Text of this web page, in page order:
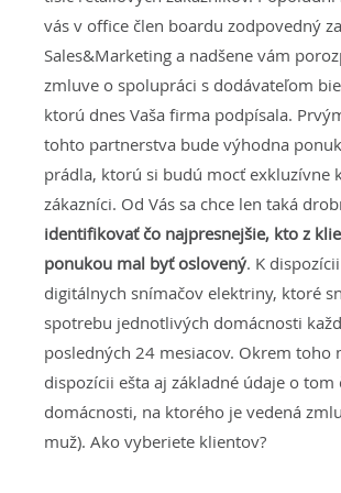
vás v office člen boardu zodpovedný za
Sales&Marketing a nadšene vám
zmluve o spolupráci s dodávateľom
ktorú dnes Vaša firma podpísala.
tohto partnerstva bude výhodna
prádla, ktorú si budú mocť exkluzívne
zákazníci. Od Vás sa chce len taká
identifikovať čo najpresnejšie, kto z
ponukou mal byť oslovený. K
digitálnych snímačov elektriny, ktoré
spotrebu jednotlivých domácnosti
posledných 24 mesiacov. Okrem toho
dispozícii ešta aj základné údaje o tom
domácnosti, na ktorého je vedená
muž). Ako vyberiete klientov?